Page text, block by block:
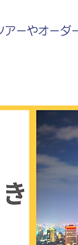
ーやオーダ